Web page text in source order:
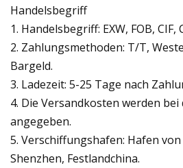
Handelsbegriff
1. Handelsbegriff: EXW, FOB, CIF,
2. Zahlungsmethoden: T/T,
Bargeld.
3. Ladezeit: 5-25 Tage nach
4. Die Versandkosten werden
angegeben.
5. Verschiffungshafen: Hafen
Shenzhen, Festlandchina.